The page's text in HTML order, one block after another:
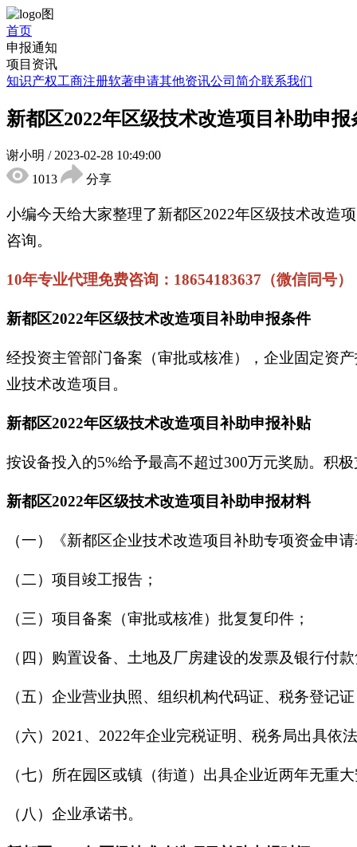
首页
申报通知
项目资讯
知识产权工商注册软著申请其他资讯公司简介联系我们
新都区2022年区级技术改造项目补助申
谢小明 / 2023-02-28 10:49:00
1013
分享
小编今天给大家整理了新都区2022年区级技术改造
咨询。
10年专业代理免费咨询：18654183637（微信同号）
新都区2022年区级技术改造项目补助申报条件
经投资主管部门备案（审批或核准），企业固定资
业技术改造项目。
新都区2022年区级技术改造项目补助申报补贴
按设备投入的5%给予最高不超过300万元奖励。积
新都区2022年区级技术改造项目补助申报材料
（一）《新都区企业技术改造项目补助专项资金申
（二）项目竣工报告；
（三）项目备案（审批或核准）批复复印件；
（四）购置设备、土地及厂房建设的发票及银行付
（五）企业营业执照、组织机构代码证、税务登记
（六）2021、2022年企业完税证明、税务局出具依
（七）所在园区或镇（街道）出具企业近两年无重
（八）企业承诺书。